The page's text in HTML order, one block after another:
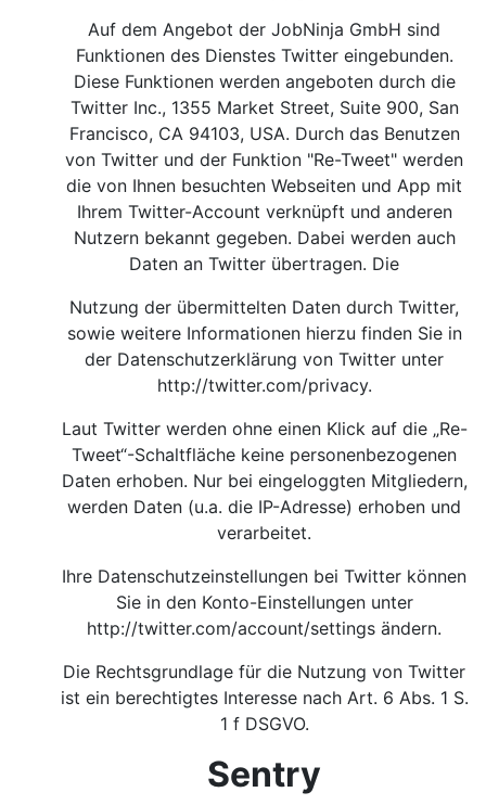
Auf dem Angebot der JobNinja GmbH sind
Funktionen des Dienstes Twitter eingebunden.
Diese Funktionen werden angeboten durch die
Twitter Inc., 1355 Market Street, Suite 900, San
Francisco, CA 94103, USA. Durch das Benutzen
von Twitter und der Funktion "Re-Tweet" werden
die von Ihnen besuchten Webseiten und App mit
Ihrem Twitter-Account verknüpft und anderen
Nutzern bekannt gegeben. Dabei werden auch
Daten an Twitter übertragen. Die
Nutzung der übermittelten Daten durch Twitter,
sowie weitere Informationen hierzu finden Sie in
der Datenschutzerklärung von Twitter unter
http://twitter.com/privacy.
Laut Twitter werden ohne einen Klick auf die „Re-
Tweet“-Schaltfläche keine personenbezogenen
Daten erhoben. Nur bei eingeloggten Mitgliedern,
werden Daten (u.a. die IP-Adresse) erhoben und
verarbeitet.
Ihre Datenschutzeinstellungen bei Twitter können
Sie in den Konto-Einstellungen unter
http://twitter.com/account/settingsändern.
Die Rechtsgrundlage für die Nutzung von Twitter
ist ein berechtigtes Interesse nach Art. 6 Abs. 1 S.
1 f DSGVO.
Sentry